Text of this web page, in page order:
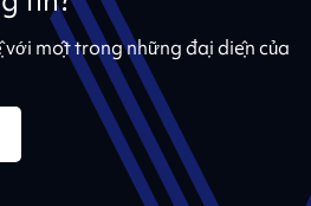
một trong những đại diện của